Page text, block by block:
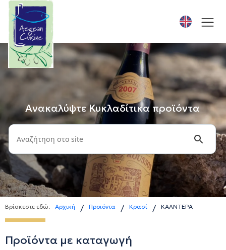
Ανακαλύψτε Κυκλαδίτικα προϊόντα
Βρίσκεστε εδώ: Αρχική / Προϊόντα / Κρασί / ΚΑΛΝΤΕΡΑ
Προϊόντα με καταγωγή